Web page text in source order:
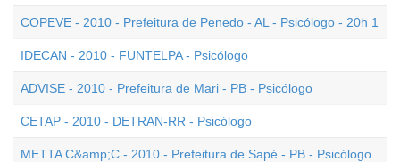
COPEVE - 2010 - Prefeitura de Penedo - AL - Psicólogo - 20h 1
IDECAN - 2010 - FUNTELPA - Psicólogo
ADVISE - 2010 - Prefeitura de Mari - PB - Psicólogo
CETAP - 2010 - DETRAN-RR - Psicólogo
METTA C&amp;C - 2010 - Prefeitura de Sapé - PB - Psicólogo